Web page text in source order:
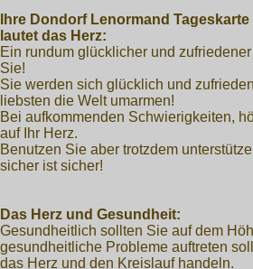
Ihre Dondorf Lenormand
lautet das Herz:
Ein rundum glücklicher und
Sie!
Sie werden sich glücklich und
liebsten die Welt umarmen!
Bei aufkommenden Schwierigkeiten,
auf Ihr Herz.
Benutzen Sie aber trotzdem
sicher ist sicher!
Das Herz und Gesundheit:
Gesundheitlich sollten Sie auf dem
gesundheitliche Probleme auftreten
das Herz und den Kreislauf handeln.